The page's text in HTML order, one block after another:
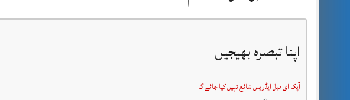
اپنا تبصرہ بھیجیں
آپکا ای میل ایڈریس شائع نہیں کیا جائے گا